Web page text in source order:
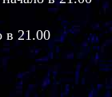
в 21.00